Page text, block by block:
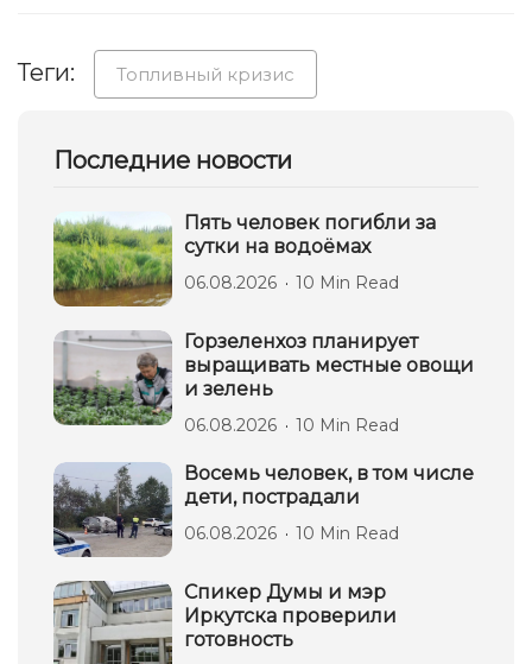
Теги: Топливный кризис
Последние новости
Пять человек погибли за
сутки на водоёмах
06.08.2026 10 Min Read
Горзеленхоз планирует
выращивать местные овощи
и зелень
06.08.2026 10 Min Read
Восемь человек, в том числе
дети, пострадали
06.08.2026 10 Min Read
Спикер Думы и мэр
Иркутска проверили
готовность